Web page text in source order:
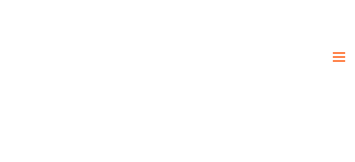
我们致力于提供全球高水平的文凭打印与证